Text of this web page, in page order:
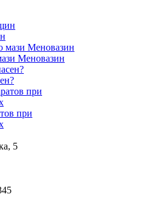
Меновазин
при
5